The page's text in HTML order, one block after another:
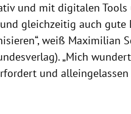
und mit digitalen
gleichzeitig auch gute
weiß Maximilian
„Mich
und alleingelassen